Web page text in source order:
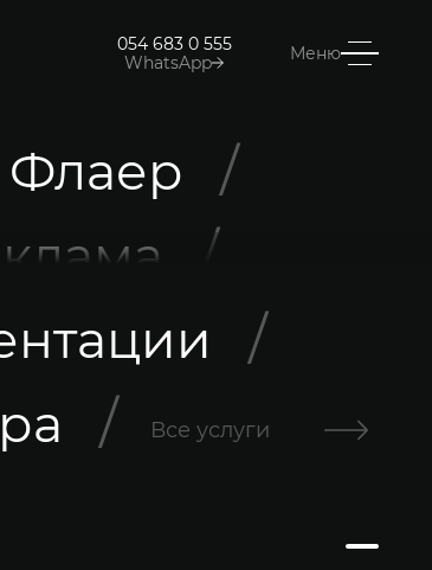
054 683 0 555
WhatsApp
Меню
Флаер
Все услуги